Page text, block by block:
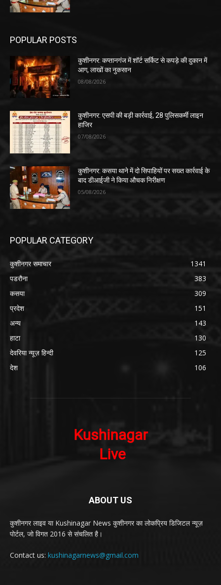
POPULAR POSTS
कुशीनगर: कप्तानगंज में शॉर्ट सर्किट से कपड़े की दुकान में
आग, लाखों का नुकसान
08/08/2026
कुशीनगर: एसपी की बड़ी कार्रवाई, 28 पुलिसकर्मी लाइन
हाजिर
07/08/2026
कुशीनगर: कसया थाने में दो सिपाहियों पर सख्त कार्रवाई के
बाद डीआईजी ने किया औचक निरीक्षण
05/08/2026
POPULAR CATEGORY
कुशीनगर समाचार
1341
पडरौना
383
कसया
309
प्रदेश
151
अन्य
143
हाटा
130
देवरिया न्यूज़ हिन्दी
125
देश
106
ABOUT US
कुशीनगर लाइव या Kushinagar News कुशीनगर का लोकप्रिय डिजिटल न्यूज़
पोर्टल, जो विगत 2016 से संचलित है।
Contact us: kushinagarnews@gmail.com